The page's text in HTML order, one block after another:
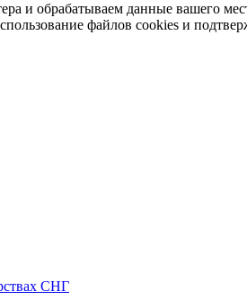
и обрабатываем данные вашего
файлов cookies и
СНГ